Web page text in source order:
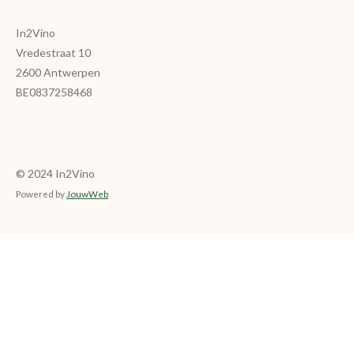
In2Vino
Vredestraat 10
2600 Antwerpen
BE0837258468
© 2024 In2Vino
Powered by JouwWeb